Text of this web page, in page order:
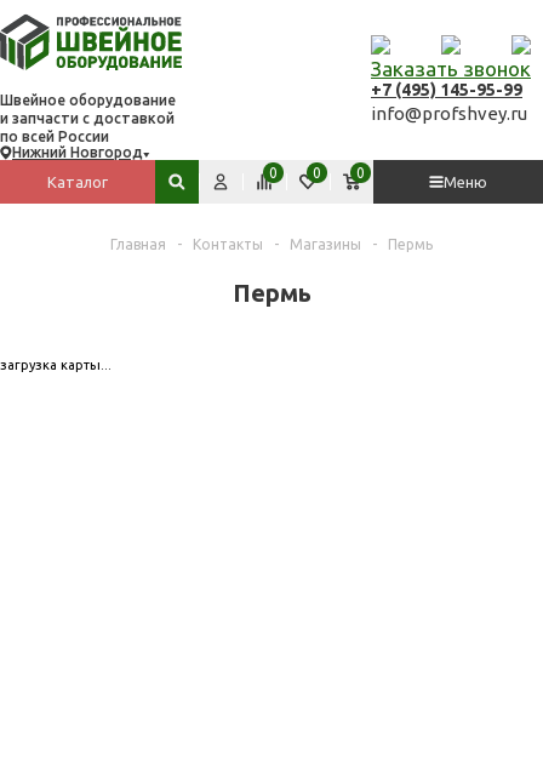
Швейное оборудование
и запчасти с доставкой
по всей России
Нижний Новгород
Заказать звонок
+7 (495) 145-95-99
info@profshvey.ru
Каталог
Меню
Поиск по сайту
Сравнить
0 Избранное
0 Корзина
0
Главная - Контакты - Магазины - Пермь
Пермь
загрузка карты...